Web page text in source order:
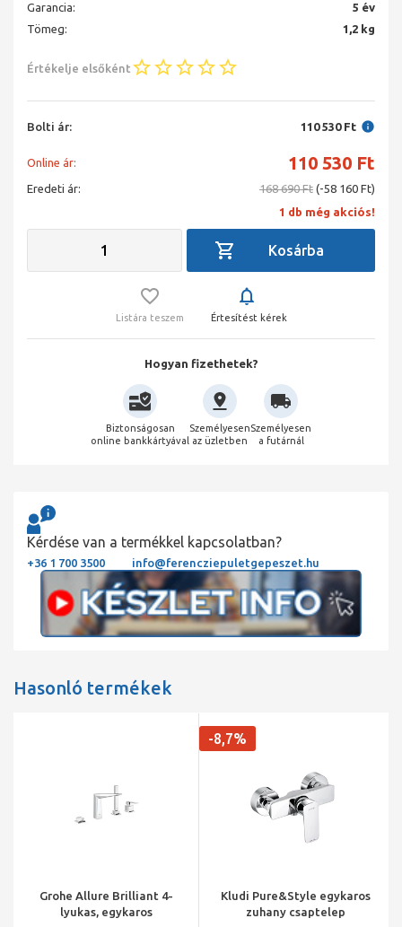
Garancia:
5 év
Tömeg:
1,2 kg
Értékelje elsőként
Bolti ár: 110 530 Ft
Online ár: 110 530 Ft
Eredeti ár: 168 690 Ft (-58 160 Ft)
1 db még akciós!
Listára teszem Értesítést kérek
Hogyan fizethetek?
Biztonságosan
online bankkártyával
Személyesen
az üzletben
Személyesen
a futárnál
Kérdése van a termékkel kapcsolatban?
+36 1 700 3500 info@ferencziepuletgepeszet.hu
Hasonló termékek
Grohe Allure Brilliant 4-
lyukas, egykaros
Kludi Pure&Style egykaros
zuhany csaptelep
-8,7%